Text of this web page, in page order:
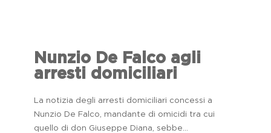
Nunzio De Falco agli
arresti domiciliari
La notizia degli arresti domiciliari concessi a
Nunzio De Falco, mandante di omicidi tra cui
quello di don Giuseppe Diana, sebbe...